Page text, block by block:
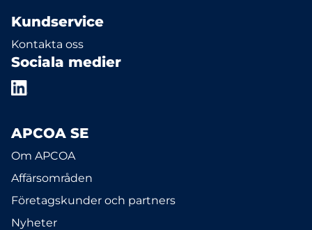
Kundservice
Kontakta oss
Sociala medier
APCOA SE
Om APCOA
Affärsområden
Företagskunder och partners
Nyheter